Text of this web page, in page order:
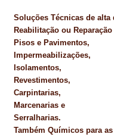
Soluções Técnicas de alta
Reabilitação ou
Pisos e Pavimentos,
Impermeabilizações,
Isolamentos,
Revestimentos,
Carpintarias,
Marcenarias e
Serralharias.
Também Químicos para